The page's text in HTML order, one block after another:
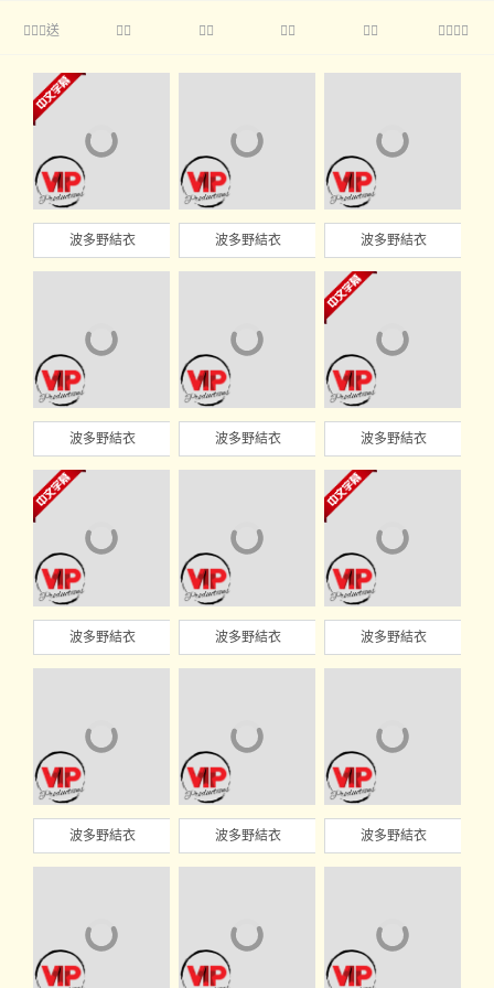
送     
波多野結衣 波多野結衣 波多野結衣
波多野結衣 波多野結衣 波多野結衣
波多野結衣 波多野結衣 波多野結衣
波多野結衣 波多野結衣 波多野結衣